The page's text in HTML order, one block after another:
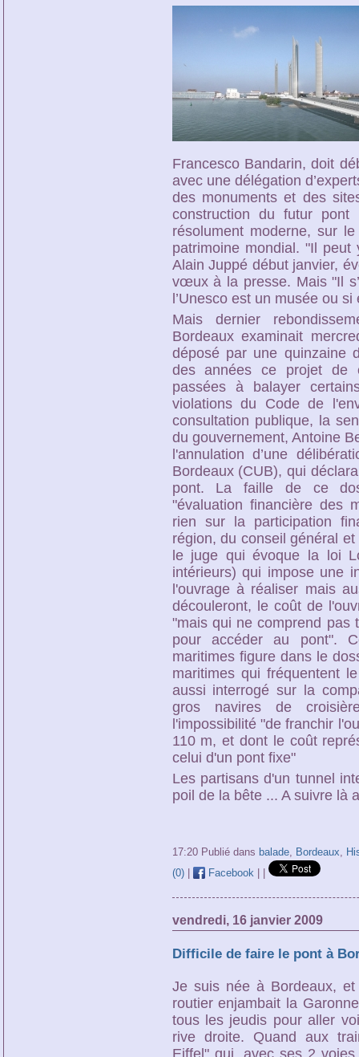
Francesco Bandarin, doit
avec une délégation
des monuments et des
construction du futur
résolument moderne, sur
patrimoine mondial. "Il
Alain Juppé début janvier,
vœux à la presse. Mais "Il
l’Unesco est un musée ou
Mais dernier
Bordeaux examinait
déposé par une quinzaine
des années ce projet de
passées à balayer
violations du Code de
consultation publique, la
du gouvernement, Antoine
l'annulation d’une
Bordeaux (CUB), qui
pont. La faille de ce
"évaluation financière des
rien sur la participation
région, du conseil général
le juge qui évoque la loi
intérieurs) qui impose une
l'ouvrage à réaliser mais
découleront, le coût de
"mais qui ne comprend pas
pour accéder au pont".
maritimes figure dans le
maritimes qui fréquentent
aussi interrogé sur la
gros navires de
l'impossibilité "de franchir
110 m, et dont le coût
celui d'un pont fixe"
Les partisans d'un tunnel
poil de la bête ... A suivre là
17:20 Publié dans balade, Bordeaux
(0)| Facebook
vendredi, 16 janvier 2009
Difficile de faire le pont à
Je suis née à Bordeaux,
routier enjambait la
tous les jeudis pour aller
rive droite. Quand aux
Eiffel" qui, avec ses 2